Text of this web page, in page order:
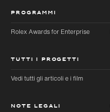
PROGRAMMI
Rolex Awards for Enterprise
TUTTI I PROGETTI
Vedi tutti gli articoli e i film
NOTE LEGALI